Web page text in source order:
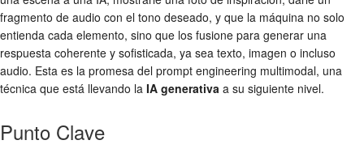
fragmento de audio con el tono deseado, y que la máquina no solo
entienda cada elemento, sino que los fusione para generar una
respuesta coherente y sofisticada, ya sea texto, imagen o incluso
audio. Esta es la promesa del prompt engineering multimodal, una
técnica que está llevando la IA generativa a su siguiente nivel.
Punto Clave